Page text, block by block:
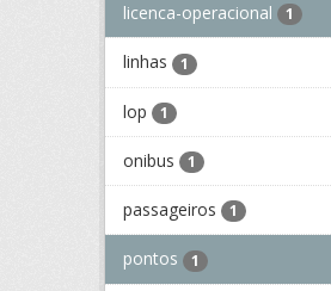
licenca-operacional 1
linhas 1
lop 1
onibus 1
passageiros 1
pontos 1